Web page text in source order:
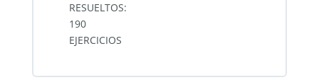
RESUELTOS:
190
EJERCICIOS